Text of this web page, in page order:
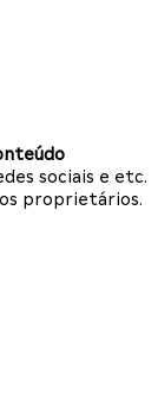
sociais e etc.
proprietários.